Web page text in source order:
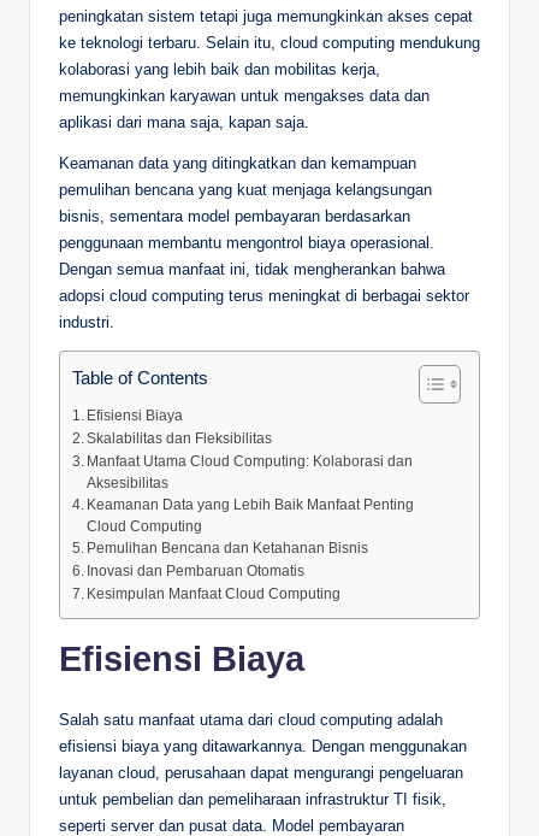
peningkatan sistem tetapi juga memungkinkan akses cepat
ke teknologi terbaru. Selain itu, cloud computing mendukung
kolaborasi yang lebih baik dan mobilitas kerja,
memungkinkan karyawan untuk mengakses data dan
aplikasi dari mana saja, kapan saja.
Keamanan data yang ditingkatkan dan kemampuan
pemulihan bencana yang kuat menjaga kelangsungan
bisnis, sementara model pembayaran berdasarkan
penggunaan membantu mengontrol biaya operasional.
Dengan semua manfaat ini, tidak mengherankan bahwa
adopsi cloud computing terus meningkat di berbagai sektor
industri.
Table of Contents
Efisiensi Biaya
Skalabilitas dan Fleksibilitas
Manfaat Utama Cloud Computing: Kolaborasi dan
Aksesibilitas
Keamanan Data yang Lebih Baik Manfaat Penting
Cloud Computing
Pemulihan Bencana dan Ketahanan Bisnis
Inovasi dan Pembaruan Otomatis
Kesimpulan Manfaat Cloud Computing
Efisiensi Biaya
Salah satu manfaat utama dari cloud computing adalah
efisiensi biaya yang ditawarkannya. Dengan menggunakan
layanan cloud, perusahaan dapat mengurangi pengeluaran
untuk pembelian dan pemeliharaan infrastruktur TI fisik,
seperti server dan pusat data. Model pembayaran